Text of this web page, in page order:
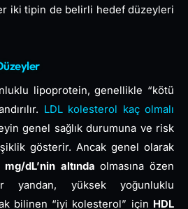
iki tipin de belirli hedef düzeyleri
lipoprotein, genellikle “kötü
LDL kolesterol kaç olmalı
genel sağlık durumuna ve risk
gösterir. Ancak genel olarak
mg/dL’nin altında olmasına özen
yandan, yüksek yoğunluklu
bilinen “iyi kolesterol” için HDL